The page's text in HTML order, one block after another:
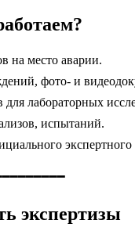
на место аварии.
фото- и
для лабораторных
испытаний.
экспертного
экспертизы